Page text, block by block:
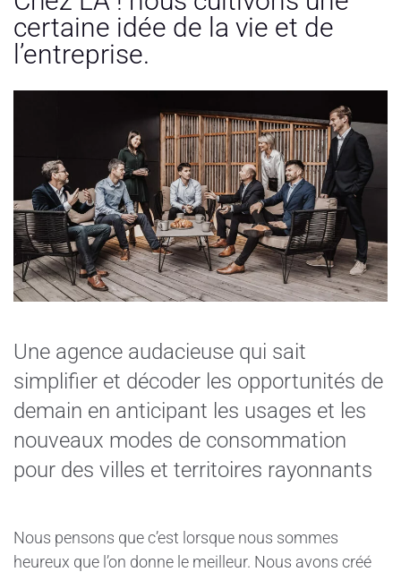
certaine idée de la vie et de
l’entreprise.
Une agence audacieuse qui sait
simplifier et décoder les opportunités de
demain en anticipant les usages et les
nouveaux modes de consommation
pour des villes et territoires rayonnants
Nous pensons que c’est lorsque nous sommes
heureux que l’on donne le meilleur. Nous avons créé